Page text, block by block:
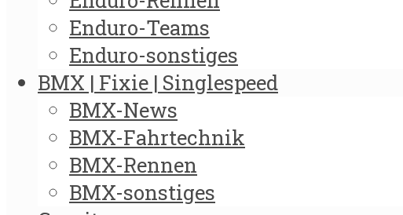
Enduro-Teams
Enduro-sonstiges
BMX | Fixie | Singlespeed
BMX-News
BMX-Fahrtechnik
BMX-Rennen
BMX-sonstiges